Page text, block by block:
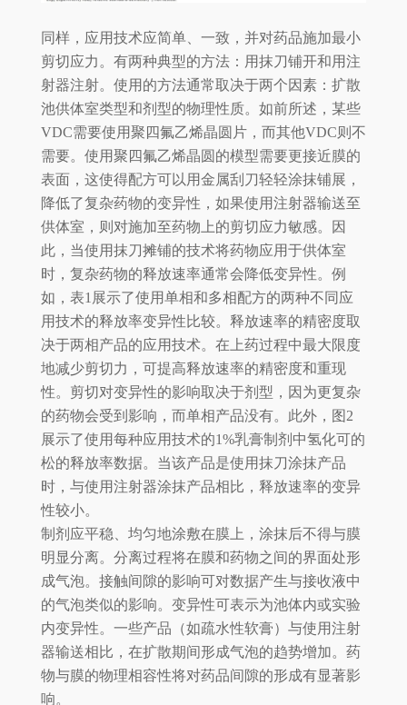
同样，应用技术应简单、一致，并对药品施加最小
剪切应力。有两种典型的方法：用抹刀铺开和用注
射器注射。使用的方法通常取决于两个因素：扩散
池供体室类型和剂型的物理性质。如前所述，某些
VDC需要使用聚四氟乙烯晶圆片，而其他VDC则不
需要。使用聚四氟乙烯晶圆的模型需要更接近膜的
表面，这使得配方可以用金属刮刀轻轻涂抹铺展，
降低了复杂药物的变异性，如果使用注射器输送至
供体室，则对施加至药物上的剪切应力敏感。因
此，当使用抹刀摊铺的技术将药物应用于供体室
时，复杂药物的释放速率通常会降低变异性。例
如，表1展示了使用单相和多相配方的两种不同应
用技术的释放率变异性比较。释放速率的精密度取
决于两相产品的应用技术。在上药过程中最大限度
地减少剪切力，可提高释放速率的精密度和重现
性。剪切对变异性的影响取决于剂型，因为更复杂
的药物会受到影响，而单相产品没有。此外，图2
展示了使用每种应用技术的1%乳膏制剂中氢化可的
松的释放率数据。当该产品是使用抹刀涂抹产品
时，与使用注射器涂抹产品相比，释放速率的变异
性较小。
制剂应平稳、均匀地涂敷在膜上，涂抹后不得与膜
明显分离。分离过程将在膜和药物之间的界面处形
成气泡。接触间隙的影响可对数据产生与接收液中
的气泡类似的影响。变异性可表示为池体内或实验
内变异性。一些产品（如疏水性软膏）与使用注射
器输送相比，在扩散期间形成气泡的趋势增加。药
物与膜的物理相容性将对药品间隙的形成有显著影
响。